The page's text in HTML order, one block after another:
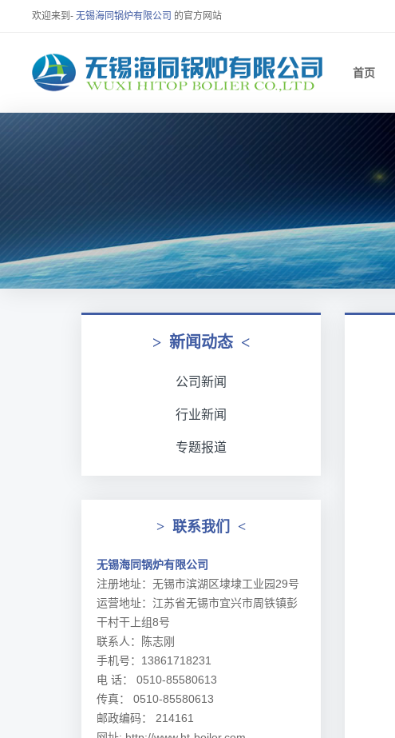
欢迎来到- 无锡海同锅炉有限公司 的官方网站
首页
> 新闻动态 <
公司新闻
行业新闻
专题报道
> 联系我们 <
无锡海同锅炉有限公司
注册地址：无锡市滨湖区埭埭工业园29号
运营地址：江苏省无锡市宜兴市周铁镇彭
干村干上组8号
联系人：陈志刚
手机号：13861718231
电 话： 0510-85580613
传真： 0510-85580613
邮政编码： 214161